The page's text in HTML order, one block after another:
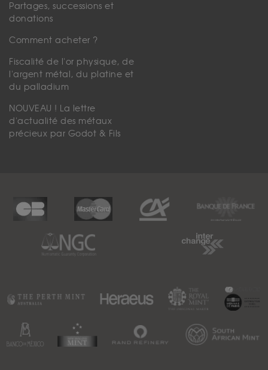
Partages, successions et
donations
Comment acheter ?
Fiscalité de l'or physique, de
l'argent métal, du platine et
du palladium
NOUVEAU ! La lettre
d'actualité des métaux
précieux par Godot & Fils